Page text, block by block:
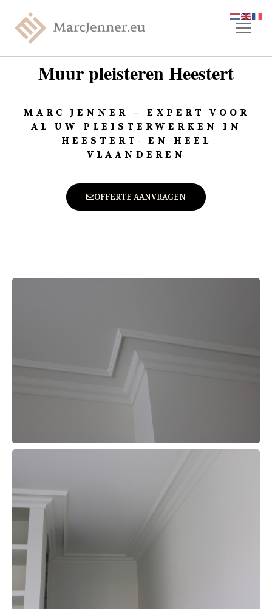
Muur pleisteren Heestert
MARC JENNER – EXPERT VOOR
AL UW PLEISTERWERKEN IN
HEESTERT- EN HEEL
VLAANDEREN
OFFERTE AANVRAGEN